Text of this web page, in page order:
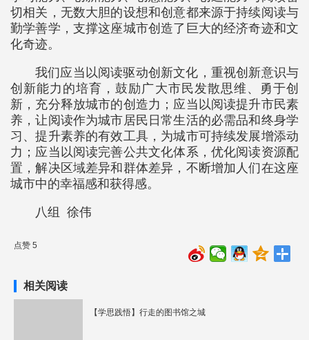
切相关，无数大胆的设想和创意都来源于持续阅读与
勤学善学，支撑这座城市创造了巨大的经济奇迹和文
化奇迹。
我们应当以阅读驱动创新文化，重视创新意识与
创新能力的培育，鼓励广大市民发散思维、勇于创
新，充分释放城市的创造力；应当以阅读提升市民素
养，让阅读作为城市居民日常生活的必需品和终身学
习、提升素养的有效工具，为城市可持续发展增添动
力；应当以阅读完善公共文化体系，优化阅读资源配
置，解决区域差异和群体差异，不断增加人们在这座
城市中的幸福感和获得感。
八组 徐伟
点赞 5
相关阅读
【学思践悟】行走的图书馆之城